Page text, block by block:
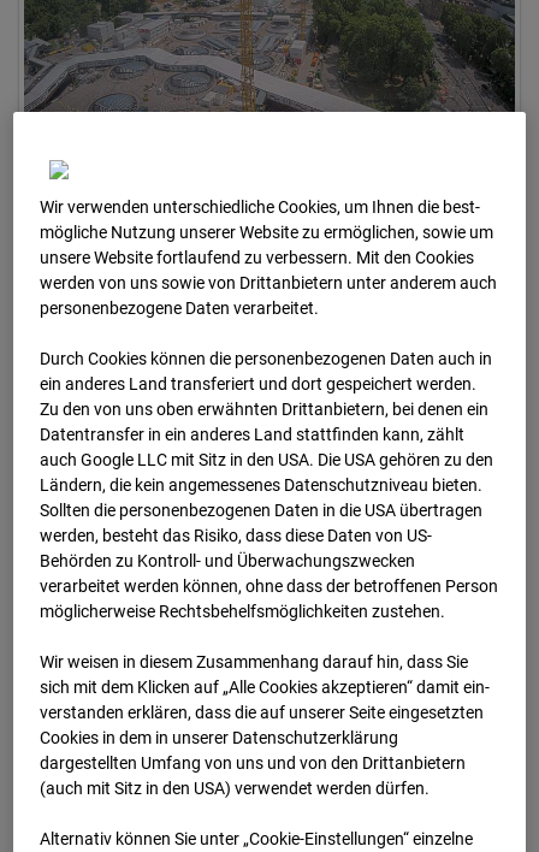
04.07.2026
Wir verwenden unterschiedliche Cookies, um Ihnen die best­
mögliche Nutzung unserer Website zu ermöglichen, sowie um
unsere Website fortlaufend zu verbessern. Mit den Cookies
werden von uns sowie von Drittanbietern unter anderem auch
personenbezogene Daten verarbeitet.
Durch Cookies können die personenbezogenen Daten auch in
ein anderes Land transferiert und dort gespeichert werden.
Zu den von uns oben erwähnten Drittanbietern, bei denen ein
Datentransfer in ein anderes Land stattfinden kann, zählt
auch Google LLC mit Sitz in den USA. Die USA gehören zu den
Ländern, die kein angemessenes Datenschutzniveau bieten.
Sollten die personenbezogenen Daten in die USA übertragen
werden, besteht das Risiko, dass diese Daten von US-
Behörden zu Kontroll- und Überwachungszwecken
verarbeitet werden können, ohne dass der betroffenen Person
möglicherweise Rechtsbehelfsmöglichkeiten zustehen.
Wir weisen in diesem Zusammenhang darauf hin, dass Sie
sich mit dem Klicken auf „Alle Cookies akzeptieren“ damit ein­
ver­standen erklären, dass die auf unserer Seite eingesetzten
Cookies in dem in unserer Datenschutzerklärung
dargestellten Umfang von uns und von den Drittanbietern
(auch mit Sitz in den USA) verwendet werden dürfen.
Alternativ können Sie unter „Cookie-Einstellungen“ einzelne